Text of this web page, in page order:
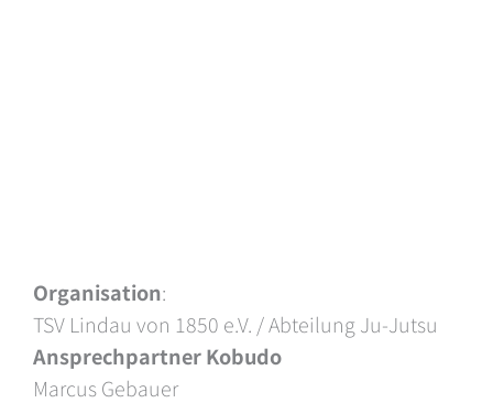
Organisation:
TSV Lindau von 1850 e.V. / Abteilung Ju-Jutsu
Ansprechpartner Kobudo
Marcus Gebauer